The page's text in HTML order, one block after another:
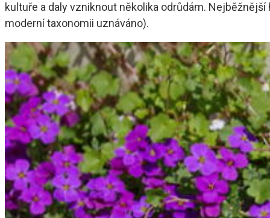
kultuře a daly vzniknout několika odrůdám.
moderní taxonomii uznáváno).